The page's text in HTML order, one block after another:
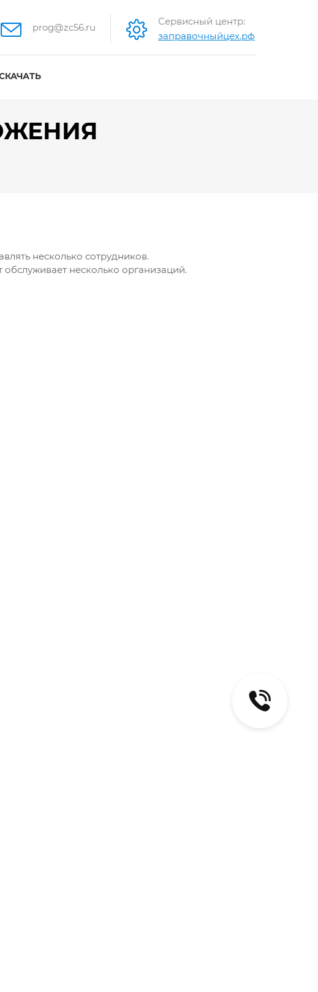
prog@zc56.ru
Сервисный центр:
заправочныйцех.рф
несколько сотрудников.
несколько организаций.